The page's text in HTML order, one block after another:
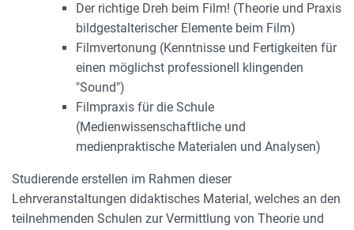
Der richtige Dreh beim Film! (Theorie und Praxis
bildgestalterischer Elemente beim Film)
Filmvertonung (Kenntnisse und Fertigkeiten für
einen möglichst professionell klingenden
"Sound")
Filmpraxis für die Schule
(Medienwissenschaftliche und
medienpraktische Materialen und Analysen)
Studierende erstellen im Rahmen dieser
Lehrveranstaltungen didaktisches Material, welches an den
teilnehmenden Schulen zur Vermittlung von Theorie und